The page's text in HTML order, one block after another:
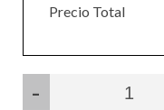
Precio Total
-